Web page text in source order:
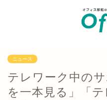
ニュース
テレワーク中の
を一本見る」「